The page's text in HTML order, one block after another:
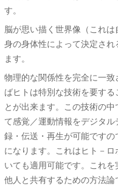
す。
脳が思い描く世界像（これ
身の身体性によって決定さ
ます。
物理的な関係性を完全に一
ばヒトは特別な技術を要す
とが出来ます。この技術の
て感覚／運動情報をデジタ
録・伝送・再生が可能です
になります。これはヒト－
いても適用可能です。これ
他人と共有するための方法